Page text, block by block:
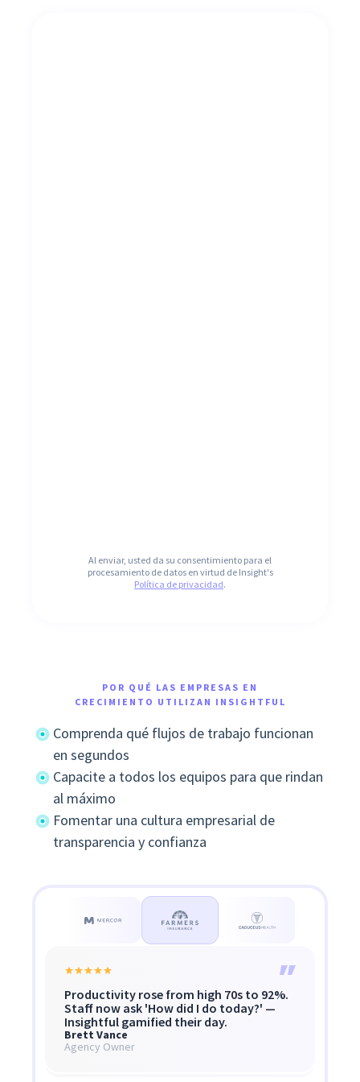
POR QUÉ LAS EMPRESAS EN
CRECIMIENTO UTILIZAN INSIGHTFUL
Comprenda qué flujos de trabajo funcionan
en segundos
Capacite a todos los equipos para que rindan
al máximo
Fomentar una cultura empresarial de
transparencia y confianza
“We scaled to 30,000+ contractors
without losing millions to work fraud.”
Shaun VanWeelden
Head of CX & Ops Mercor
Productivity rose from high 70s to 92%.
Staff now ask 'How did I do today?' —
Insightful gamified their day.
Brett Vance
Agency Owner
Insightful shows the when, where, and
what of problems — not
micromanagement, but transparency.
Grant Knaggs
COO, Caduceus Health
Al enviar, usted da su consentimiento para el
procesamiento de datos en virtud de Insight's
Política de privacidad.